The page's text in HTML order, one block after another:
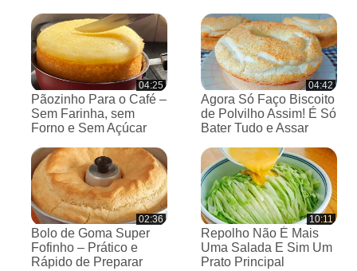
04:25
Pãozinho Para o Café –
Sem Farinha, sem
Forno e Sem Açúcar
04:42
Agora Só Faço Biscoito
de Polvilho Assim! É Só
Bater Tudo e Assar
02:36
Bolo de Goma Super
Fofinho – Prático e
Rápido de Preparar
10:11
Repolho Não É Mais
Uma Salada E Sim Um
Prato Principal